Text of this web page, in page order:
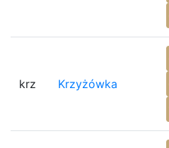
krz Krzyżówka